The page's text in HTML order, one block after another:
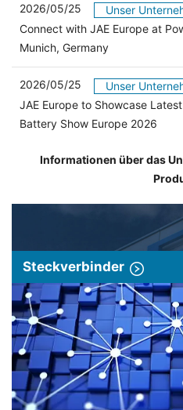
2026/05/25
Unser
Connect with JAE Europe at
Munich, Germany
2026/05/25
Unser
JAE Europe to Showcase
Battery Show Europe 2026
Informationen über das
Steckverbinder